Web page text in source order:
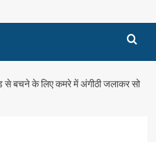
से बचने के लिए कमरे में अंगीठी जलाकर सो